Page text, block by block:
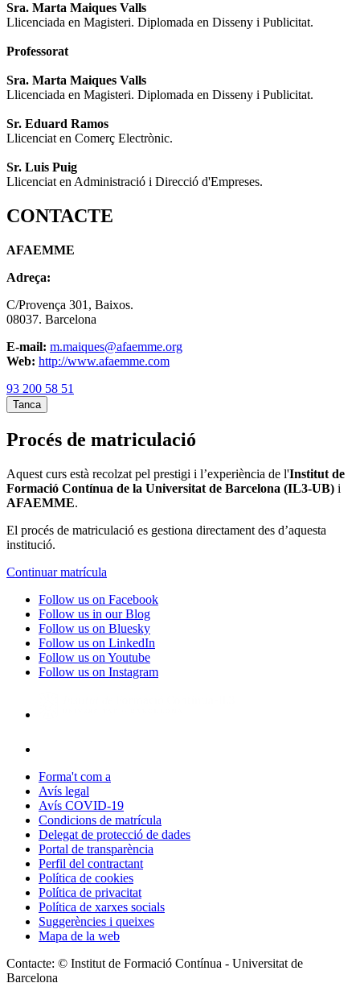
Sra. Marta Maiques Valls
Llicenciada en Magisteri. Diplomada en Disseny i Publicitat.
Professorat
Sra. Marta Maiques Valls
Llicenciada en Magisteri. Diplomada en Disseny i Publicitat.
Sr. Eduard Ramos
Llicenciat en Comerç Electrònic.
Sr. Luis Puig
Llicenciat en Administració i Direcció d'Empreses.
CONTACTE
AFAEMME
Adreça:
C/Provença 301, Baixos.
08037. Barcelona
E-mail: m.maiques@afaemme.org
Web: http://www.afaemme.com
93 200 58 51
Tanca
Procés de matriculació
Aquest curs està recolzat pel prestigi i l’experiència de l'Institut de
Formació Contínua de la Universitat de Barcelona (IL3-UB) i
AFAEMME.
El procés de matriculació es gestiona directament des d’aquesta
institució.
Continuar matrícula
Follow us on Facebook
Follow us in our Blog
Follow us on Bluesky
Follow us on LinkedIn
Follow us on Youtube
Follow us on Instagram
Forma't com a
Avís legal
Avís COVID-19
Condicions de matrícula
Delegat de protecció de dades
Portal de transparència
Perfil del contractant
Política de cookies
Política de privacitat
Política de xarxes socials
Suggerències i queixes
Mapa de la web
Contacte: © Institut de Formació Contínua - Universitat de
Barcelona